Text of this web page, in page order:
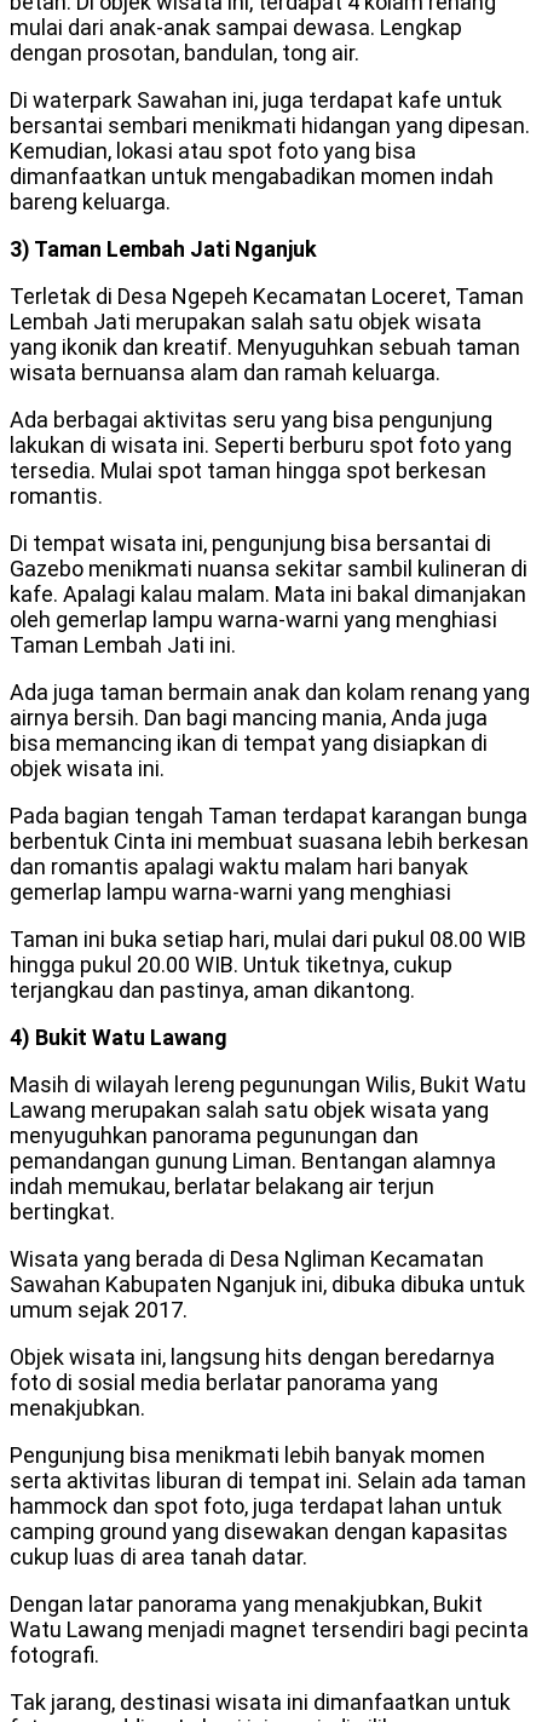
mulai dari anak-anak sampai dewasa. Lengkap
dengan prosotan, bandulan, tong air.
Di waterpark Sawahan ini, juga terdapat kafe untuk
bersantai sembari menikmati hidangan yang dipesan.
Kemudian, lokasi atau spot foto yang bisa
dimanfaatkan untuk mengabadikan momen indah
bareng keluarga.
3) Taman Lembah Jati Nganjuk
Terletak di Desa Ngepeh Kecamatan Loceret, Taman
Lembah Jati merupakan salah satu objek wisata
yang ikonik dan kreatif. Menyuguhkan sebuah taman
wisata bernuansa alam dan ramah keluarga.
Ada berbagai aktivitas seru yang bisa pengunjung
lakukan di wisata ini. Seperti berburu spot foto yang
tersedia. Mulai spot taman hingga spot berkesan
romantis.
Di tempat wisata ini, pengunjung bisa bersantai di
Gazebo menikmati nuansa sekitar sambil kulineran di
kafe. Apalagi kalau malam. Mata ini bakal dimanjakan
oleh gemerlap lampu warna-warni yang menghiasi
Taman Lembah Jati ini.
Ada juga taman bermain anak dan kolam renang yang
airnya bersih. Dan bagi mancing mania, Anda juga
bisa memancing ikan di tempat yang disiapkan di
objek wisata ini.
Pada bagian tengah Taman terdapat karangan bunga
berbentuk Cinta ini membuat suasana lebih berkesan
dan romantis apalagi waktu malam hari banyak
gemerlap lampu warna-warni yang menghiasi
Taman ini buka setiap hari, mulai dari pukul 08.00 WIB
hingga pukul 20.00 WIB. Untuk tiketnya, cukup
terjangkau dan pastinya, aman dikantong.
4) Bukit Watu Lawang
Masih di wilayah lereng pegunungan Wilis, Bukit Watu
Lawang merupakan salah satu objek wisata yang
menyuguhkan panorama pegunungan dan
pemandangan gunung Liman. Bentangan alamnya
indah memukau, berlatar belakang air terjun
bertingkat.
Wisata yang berada di Desa Ngliman Kecamatan
Sawahan Kabupaten Nganjuk ini, dibuka dibuka untuk
umum sejak 2017.
Objek wisata ini, langsung hits dengan beredarnya
foto di sosial media berlatar panorama yang
menakjubkan.
Pengunjung bisa menikmati lebih banyak momen
serta aktivitas liburan di tempat ini. Selain ada taman
hammock dan spot foto, juga terdapat lahan untuk
camping ground yang disewakan dengan kapasitas
cukup luas di area tanah datar.
Dengan latar panorama yang menakjubkan, Bukit
Watu Lawang menjadi magnet tersendiri bagi pecinta
fotografi.
Tak jarang, destinasi wisata ini dimanfaatkan untuk